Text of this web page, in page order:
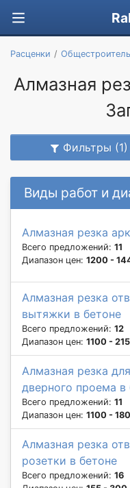
Расценки
Алмазная
Фильтры (1)
Виды работ и
Алмазная резка
Всего предложений: 11
Диапазон цен: 1200 -
Алмазная резка
вытяжки в бетоне
Всего предложений: 12
Диапазон цен: 1100 -
Алмазная резка
дверного проема в
Всего предложений: 11
Диапазон цен: 1100 -
Алмазная резка
розетки в бетоне
Всего предложений: 16